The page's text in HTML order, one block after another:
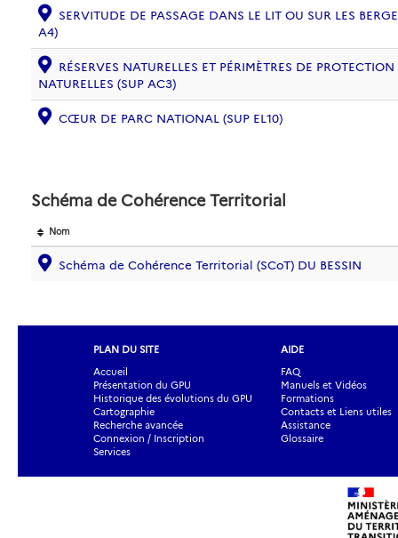
SERVITUDE DE PASSAGE DANS LE LIT OU SUR LES
A4)
RÉSERVES NATURELLES ET PÉRIMÈTRES DE
NATURELLES (SUP AC3)
CŒUR DE PARC NATIONAL (SUP EL10)
Schéma de Cohérence Territorial
Nom
Schéma de Cohérence Territorial (SCoT) DU BESSIN
PLAN DU SITE
Accueil
Présentation du GPU
Historique des évolutions du GPU
Cartographie
Recherche avancée
Connexion / Inscription
Services
AIDE
FAQ
Manuels et Vidéos
Formations
Contacts et Liens utiles
Assistance
Glossaire